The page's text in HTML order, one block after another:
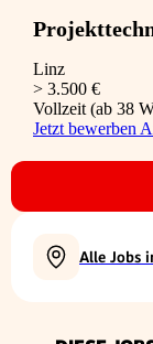
Linz
> 3.500 €
Vollzeit (ab 38
Jetzt bewerben
Alle Jobs